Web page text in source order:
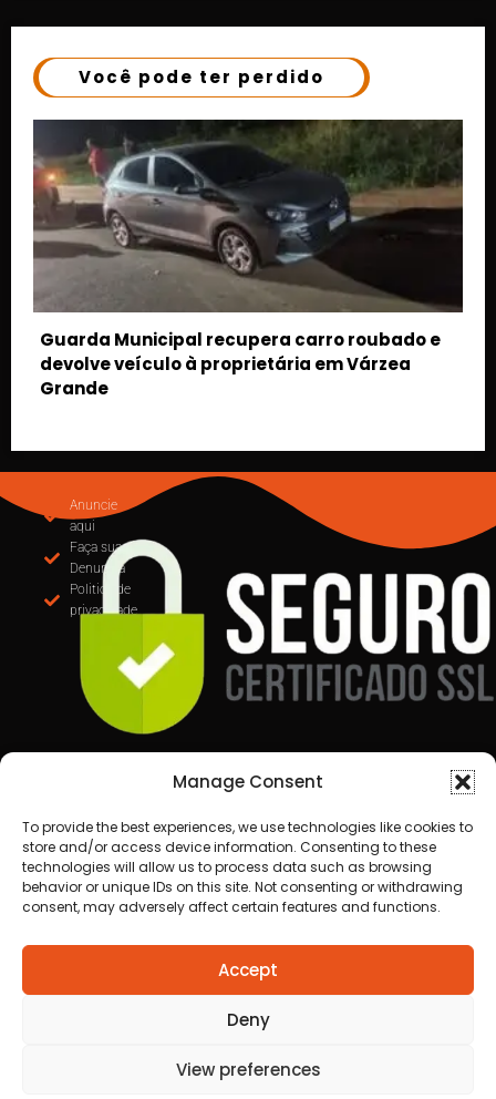
Manage Consent
To provide the best experiences, we use technologies like cookies to
store and/or access device information. Consenting to these
technologies will allow us to process data such as browsing
behavior or unique IDs on this site. Not consenting or withdrawing
consent, may adversely affect certain features and functions.
Accept
Deny
View preferences
Você pode ter perdido
Suspeito furta HB20, foge da PM e acaba
preso após perseguição pelas ruas de Cuiabá
Anuncie
Denuncia
Politica de
privacidade
Todos os direitos reservados a Destaque Cuiabá
MT | 2025
Desenvolvido por Cafecursinho - soluções digitais